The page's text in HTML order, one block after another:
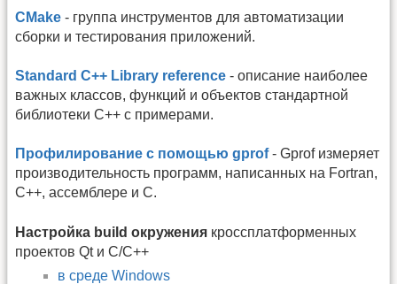
СMake - группа инструментов для автоматизации
сборки и тестирования приложений.
Standard C++ Library reference - описание наиболее
важных классов, функций и объектов стандартной
библиотеки C++ c примерами.
Профилирование с помощью gprof- Gprof измеряет
производительность программ, написанных на Fortran,
C++, ассемблере и C.
Настройка build окружения кроссплатформенных
проектов Qt и С/С++
в среде Windows